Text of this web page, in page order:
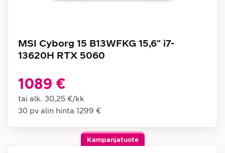
MSI Cyborg 15 B13WFKG 15,6" i7-
13620H RTX 5060
1089 €
tai alk. 30,25 €/kk
30 pv alin hinta 1299 €
Kampanjatuote